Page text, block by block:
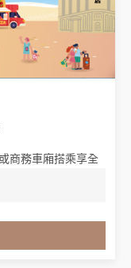
商務車廂搭乘享全
享全額票價之5折
提供其他一次性備品(例